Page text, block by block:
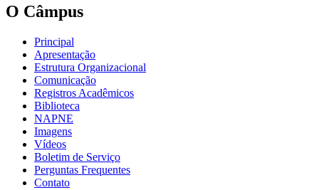
O Câmpus
Principal
Apresentação
Estrutura Organizacional
Comunicação
Registros Acadêmicos
Biblioteca
NAPNE
Imagens
Vídeos
Boletim de Serviço
Perguntas Frequentes
Contato